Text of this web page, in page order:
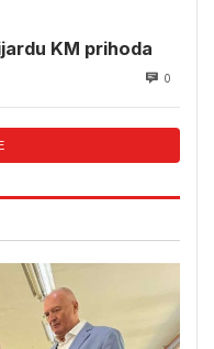
KM prihoda
0